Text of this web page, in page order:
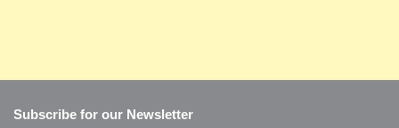
Subscribe for our Newsletter